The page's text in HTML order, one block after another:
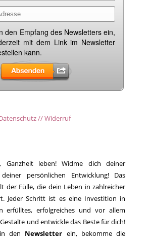
// Widerruf
Ganzheit leben! Widme dich deiner
persönlichen Entwicklung! Das
der Fülle, die dein Leben in zahlreicher
Jeder Schritt ist es eine Investition in
erfülltes, erfolgreiches und vor allem
und entwickle das Beste für dich!
den Newsletter ein, bekomme die